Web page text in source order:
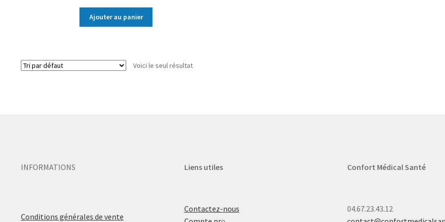
Ajouter au panier
Voici le seul résultat
INFORMATIONS
Conditions générales de vente
Liens utiles
Contactez-nous
Confort Médical Santé
04.67.23.43.12